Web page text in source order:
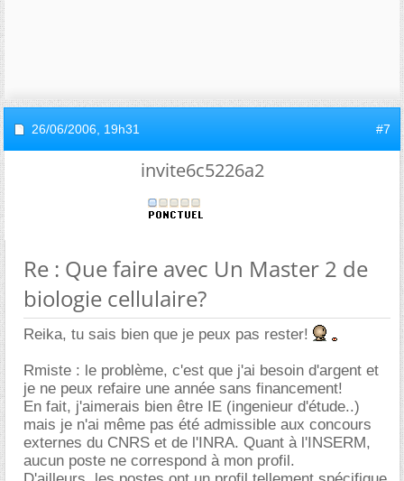
26/06/2006, 19h31 #7
invite6c5226a2
Re : Que faire avec Un Master 2 de
biologie cellulaire?
Reika, tu sais bien que je peux pas rester!
Rmiste : le problème, c'est que j'ai besoin d'argent et
je ne peux refaire une année sans financement!
En fait, j'aimerais bien être IE (ingenieur d'étude..)
mais je n'ai même pas été admissible aux concours
externes du CNRS et de l'INRA. Quant à l'INSERM,
aucun poste ne correspond à mon profil.